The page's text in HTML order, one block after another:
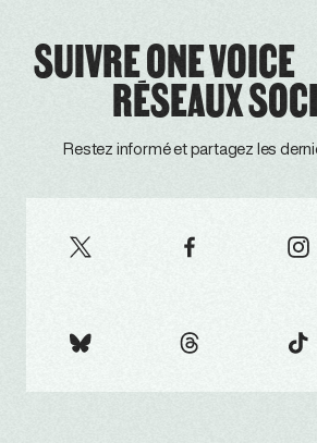
SUIVRE ONE
RÉSEAUX
Restez informé et partagez les